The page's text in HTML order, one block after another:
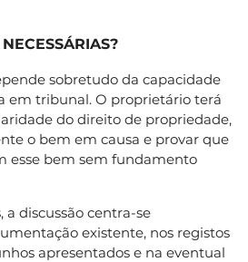
sobretudo da capacidade
em tribunal. O proprietário terá
do direito de propriedade,
o bem em causa e provar que
esse bem sem fundamento
a discussão centra-se
existente, nos registos
apresentados e na eventual